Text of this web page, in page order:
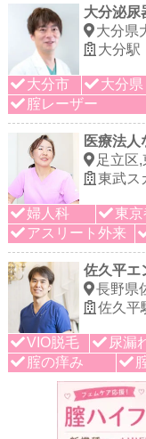
大分泌尿
大分県
大分駅
大分市 大分県
腟レーザー
医療法人
足立区
東武ス
婦人科 東
アスリート外来
佐久平エ
長野県
佐久平
VIO脱毛 尿漏
腟の痒み